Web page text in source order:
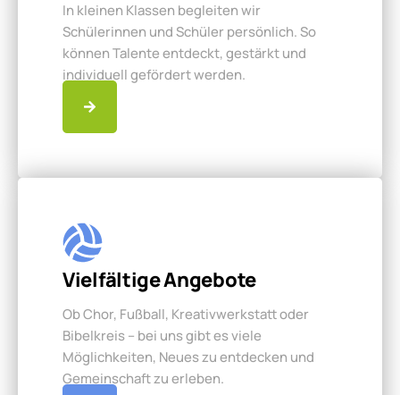
In kleinen Klassen begleiten wir
Schülerinnen und Schüler persönlich. So
können Talente entdeckt, gestärkt und
individuell gefördert werden.
Vielfältige Angebote
Ob Chor, Fußball, Kreativwerkstatt oder
Bibelkreis – bei uns gibt es viele
Möglichkeiten, Neues zu entdecken und
Gemeinschaft zu erleben.